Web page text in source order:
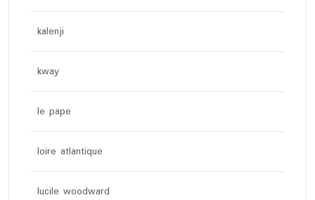
kalenji
kway
le pape
loire atlantique
lucile woodward